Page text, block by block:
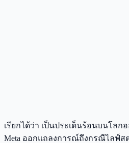
เรียกได้ว่า เป็นประเด็นร้อนบนโลก
Meta ออกแถลงการณ์ถึงกรณีไลฟ์ส